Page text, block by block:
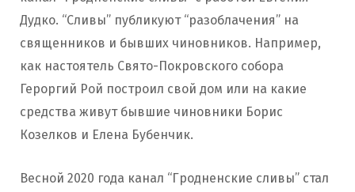
Дудко. “Сливы” публикуют “разоблачения” на
священников и бывших чиновников. Например,
как настоятель Свято-Покровского собора
Героргий Рой построил свой дом или на какие
средства живут бывшие чиновники Борис
Козелков и Елена Бубенчик.
Весной 2020 года канал “Гродненские сливы” стал